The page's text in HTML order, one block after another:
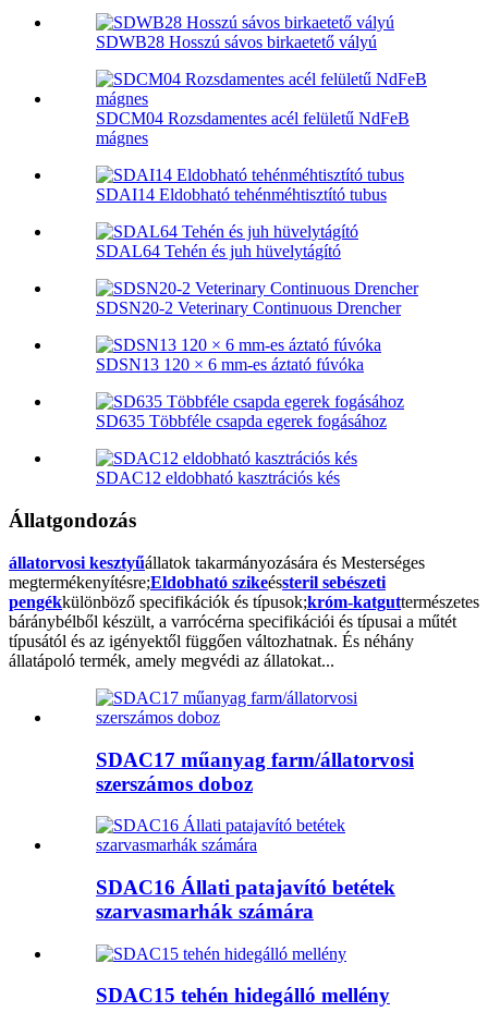
SDWB28 Hosszú sávos birkaetető vályú
SDCM04 Rozsdamentes acél felületű NdFeB
mágnes
SDAI14 Eldobható tehénméhtisztító tubus
SDAL64 Tehén és juh hüvelytágító
SDSN20-2 Veterinary Continuous Drencher
SDSN13 120 × 6 mm-es áztató fúvóka
SD635 Többféle csapda egerek fogásához
SDAC12 eldobható kasztrációs kés
Állatgondozás
állatorvosi kesztyűállatok takarmányozására és Mesterséges
megtermékenyítésre;Eldobható szikeéssteril sebészeti
pengékkülönböző specifikációk és típusok;króm-katguttermészetes
báránybélből készült, a varrócérna specifikációi és típusai a műtét
típusától és az igényektől függően változhatnak. És néhány
állatápoló termék, amely megvédi az állatokat...
SDAC17 műanyag farm/állatorvosi
szerszámos doboz
SDAC16 Állati patajavító betétek
szarvasmarhák számára
SDAC15 tehén hidegálló mellény